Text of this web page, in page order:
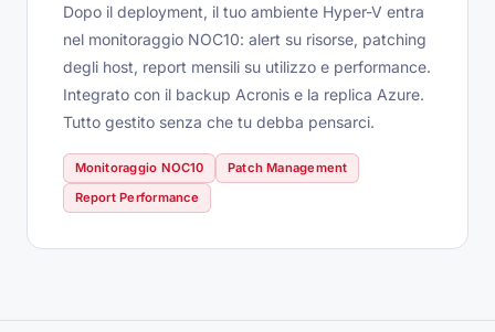
Dopo il deployment, il tuo ambiente Hyper-V entra
nel monitoraggio NOC10: alert su risorse, patching
degli host, report mensili su utilizzo e performance.
Integrato con il backup Acronis e la replica Azure.
Tutto gestito senza che tu debba pensarci.
Monitoraggio NOC10
Patch Management
Report Performance